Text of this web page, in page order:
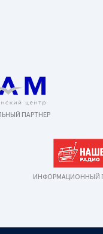
ПАРТНЕР
ИНФОРМАЦИОННЫЙ